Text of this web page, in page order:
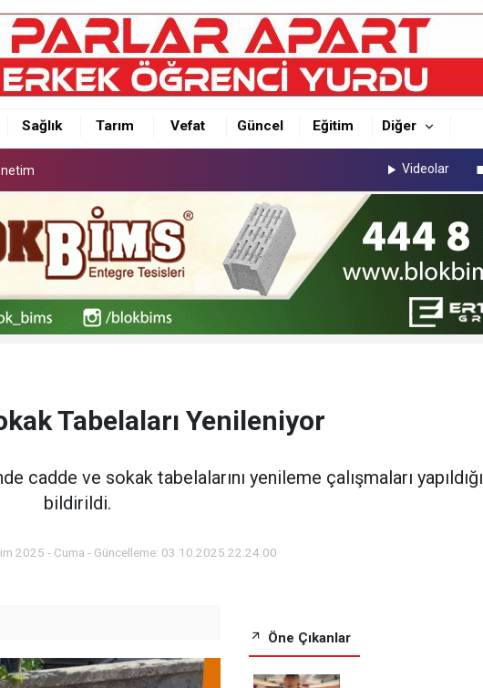
Sağlık Tarım Vefat Güncel Eğitim Diğer
Videolar
Tabelaları Yenileniyor
cadde ve sokak tabelalarını yenileme çalışmaları yapıldığı
bildirildi.
2025 - Cuma - Güncelleme: 03.10.2025 22:24:00
Öne Çıkanlar